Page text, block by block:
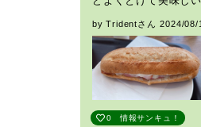
by Tridentさん 2024/08/
0 情報サンキュ！